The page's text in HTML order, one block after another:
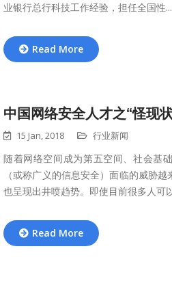
业银行总行科技工作经验，担任全国性...
Read More
中国网络安全人才之“怪现
15 Jan, 2018 行业新闻
随着网络空间成为第五空间、社会基
（或称广义的信息安全）面临的威胁
也呈现出井喷趋势。即使目前很多人可
Read More